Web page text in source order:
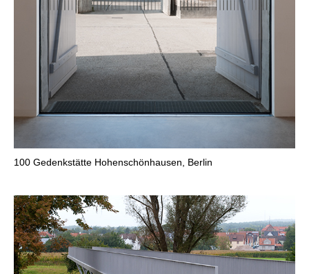
100 Gedenkstätte Hohenschönhausen, Berlin